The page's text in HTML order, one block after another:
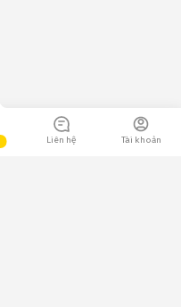
Liên hệ Tài khoản